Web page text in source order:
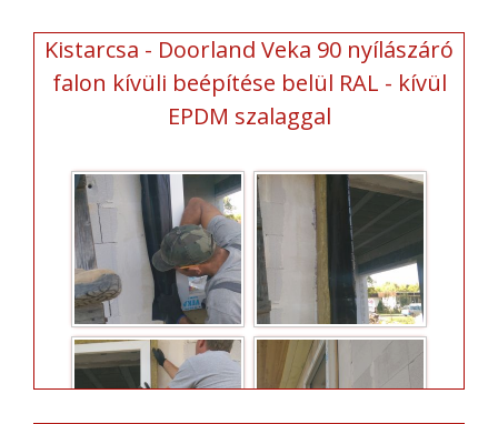
Kistarcsa - Doorland Veka 90 nyílászáró
falon kívüli beépítése belül RAL - kívül
EPDM szalaggal